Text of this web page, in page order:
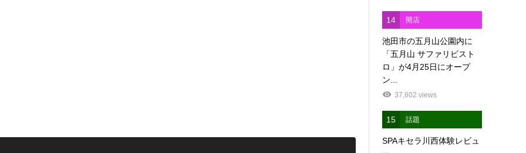
14 開店
池田市の五月山公園内に
「五月山 サファリビスト
ロ」が4月25日にオープ
ン...
37,802 views
15 話題
SPAキセラ川西体験レビュ